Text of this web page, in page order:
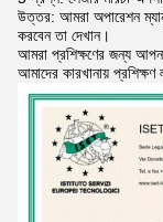
উত্তর: আমরা অপারেশন
করবেন তা দেখান।
আমরা প্রশিক্ষণের জন্য
আমাদের কারখানায় প্রশিক্ষণ